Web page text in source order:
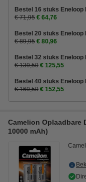
Bestel 16 stuks
€ 71,95 € 64,76
Bestel 20 stuks
€ 89,95 € 80,96
Bestel 32 stuks
€ 139,50 € 125,55
Bestel 40 stuks
€ 169,50 € 152,55
Camelion Oplaadbare
10000 mAh)